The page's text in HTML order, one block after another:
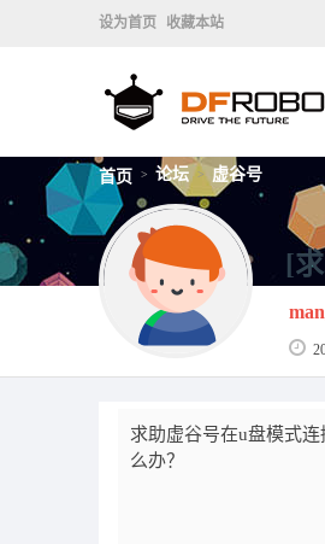
设为首页 收藏本站
首页 > 论坛 > 虚谷号
[
求助虚谷号在u盘模式
么办？